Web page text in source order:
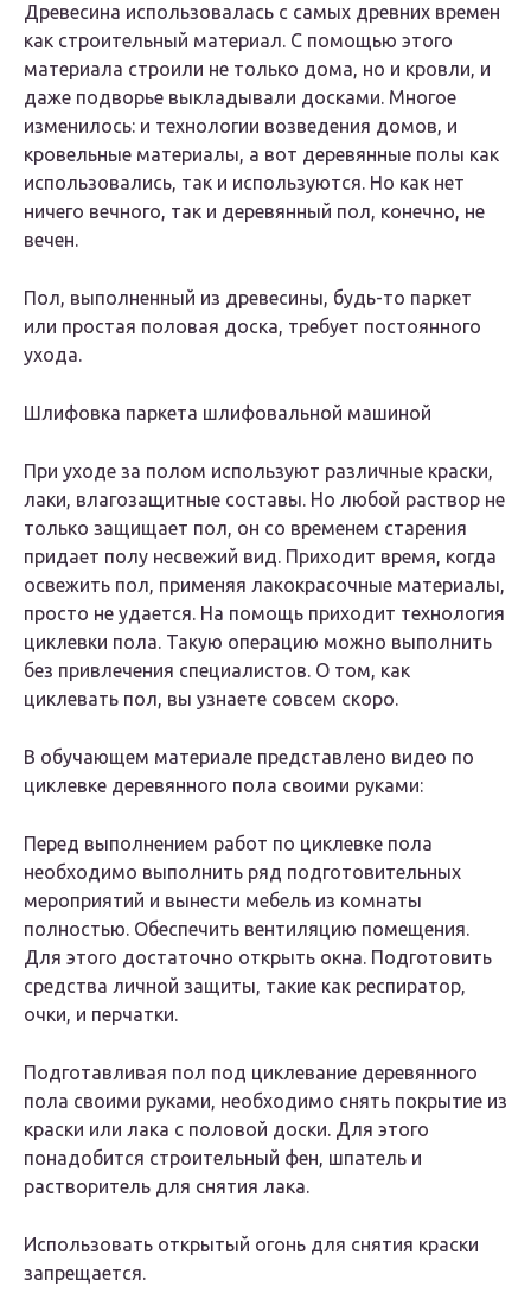
Древесина использовалась с самых древних времен
как строительный материал. С помощью этого
материала строили не только дома, но и кровли, и
даже подворье выкладывали досками. Многое
изменилось: и технологии возведения домов, и
кровельные материалы, а вот деревянные полы как
использовались, так и используются. Но как нет
ничего вечного, так и деревянный пол, конечно, не
вечен.
Пол, выполненный из древесины, будь-то паркет
или простая половая доска, требует постоянного
ухода.
Шлифовка паркета шлифовальной машиной
При уходе за полом используют различные краски,
лаки, влагозащитные составы. Но любой раствор не
только защищает пол, он со временем старения
придает полу несвежий вид. Приходит время, когда
освежить пол, применяя лакокрасочные материалы,
просто не удается. На помощь приходит технология
циклевки пола. Такую операцию можно выполнить
без привлечения специалистов. О том, как
циклевать пол, вы узнаете совсем скоро.
В обучающем материале представлено видео по
циклевке деревянного пола своими руками:
Перед выполнением работ по циклевке пола
необходимо выполнить ряд подготовительных
мероприятий и вынести мебель из комнаты
полностью. Обеспечить вентиляцию помещения.
Для этого достаточно открыть окна. Подготовить
средства личной защиты, такие как респиратор,
очки, и перчатки.
Подготавливая пол под циклевание деревянного
пола своими руками, необходимо снять покрытие из
краски или лака с половой доски. Для этого
понадобится строительный фен, шпатель и
растворитель для снятия лака.
Использовать открытый огонь для снятия краски
запрещается.